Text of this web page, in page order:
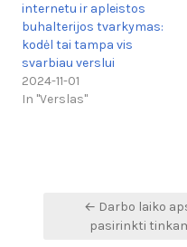
internetu ir apleistos
buhalterijos tvarkymas:
kodėl tai tampa vis
svarbiau verslui
2024-11-01
In "Verslas"
Navigacija
← Darbo laiko
pasirinkti